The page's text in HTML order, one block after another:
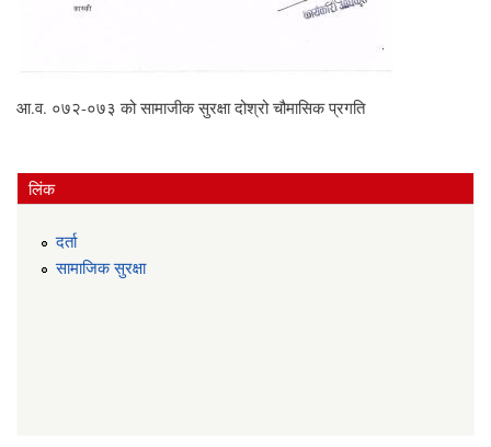
आ.व. ०७२-०७३ को सामाजीक सुरक्षा दोश्रो चौमासिक प्रगति
लिंक
दर्ता
सामाजिक सुरक्षा